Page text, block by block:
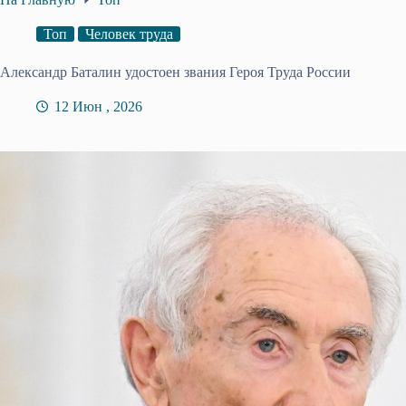
Топ Человек труда
Александр Баталин удостоен звания Героя Труда России
12 Июн , 2026